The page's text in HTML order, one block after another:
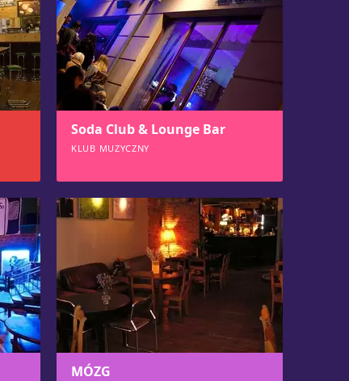
Soda Club & Lounge Bar
KLUB MUZYCZNY
MÓZG